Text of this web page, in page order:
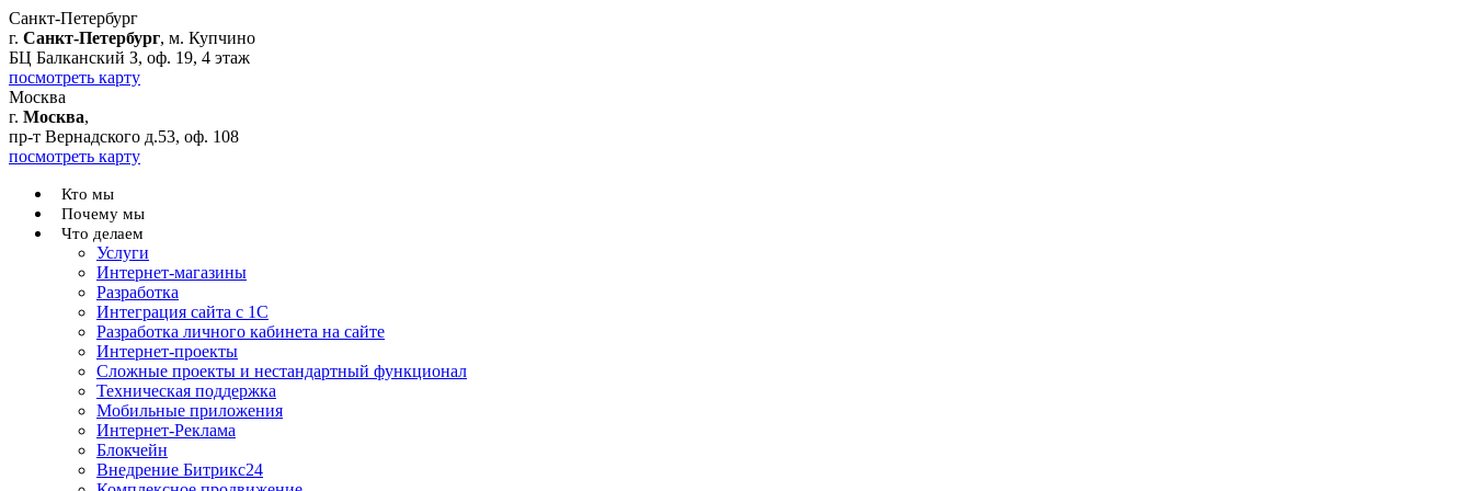
Санкт-Петербург
г. Санкт-Петербург, м. Купчино
БЦ Балканский З, оф. 19, 4 этаж
посмотреть карту
Москва
г. Москва,
пр-т Вернадского д.53, оф. 108
посмотреть карту
Кто мы
Почему мы
Что делаем
Услуги
Интернет-магазины
Разработка
Интеграция сайта с 1С
Разработка личного кабинета на сайте
Интернет-проекты
Сложные проекты и нестандартный функционал
Teхническая поддержка
Мобильные приложения
Интернет-Реклама
Блокчейн
Внедрение Битрикс24